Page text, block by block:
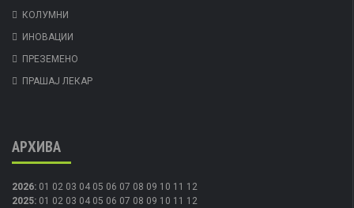
КОЛУМНИ
ИНОВАЦИИ
ПРЕЗЕМЕНО
ПРАШАЈ ЛЕКАР
АРХИВА
2026: 01 02 03 04 05 06 07 08 09 10 11 12
2025: 01 02 03 04 05 06 07 08 09 10 11 12